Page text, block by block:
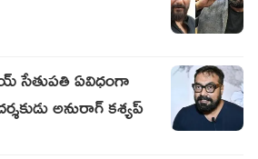
సేతుపతి ఏవిధంగా
అనురాగ్ కశ్యప్